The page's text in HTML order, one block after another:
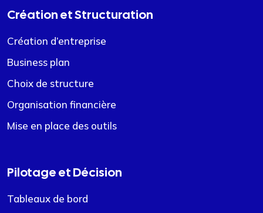
Création et Structuration
Création d’entreprise
Business plan
Choix de structure
Organisation financière
Mise en place des outils
Pilotage et Décision
Tableaux de bord